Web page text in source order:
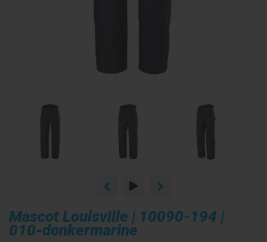
Mascot Louisville | 10090-194 |
010-donkermarine